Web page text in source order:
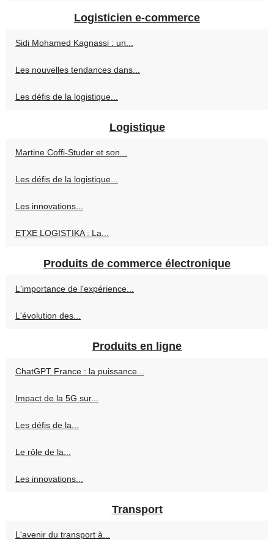
Logisticien e-commerce
Sidi Mohamed Kagnassi : un...
Les nouvelles tendances dans...
Les défis de la logistique...
Logistique
Martine Coffi-Studer et son...
Les défis de la logistique...
Les innovations...
ETXE LOGISTIKA : La...
Produits de commerce électronique
L'importance de l'expérience...
L'évolution des...
Produits en ligne
ChatGPT France : la puissance...
Impact de la 5G sur...
Les défis de la...
Le rôle de la...
Les innovations...
Transport
L'avenir du transport à...